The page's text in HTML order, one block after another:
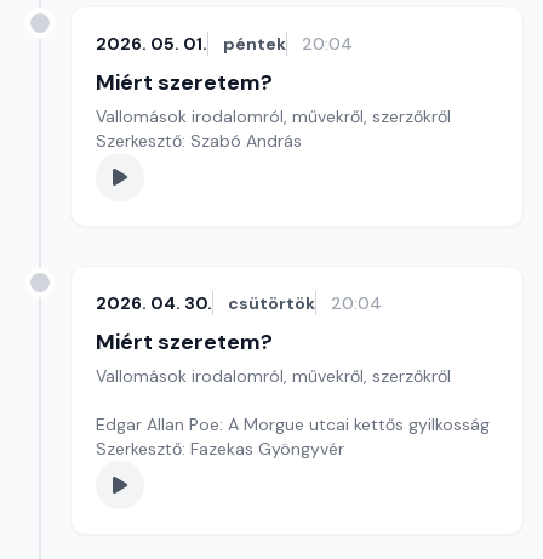
2026. 05. 01. péntek 20:04
Miért szeretem?
Vallomások irodalomról, művekről, szerzőkről
Szerkesztő: Szabó András
2026. 04. 30. csütörtök 20:04
Miért szeretem?
Vallomások irodalomról, művekről, szerzőkről
Edgar Allan Poe: A Morgue utcai kettős gyilkosság
Szerkesztő: Fazekas Gyöngyvér